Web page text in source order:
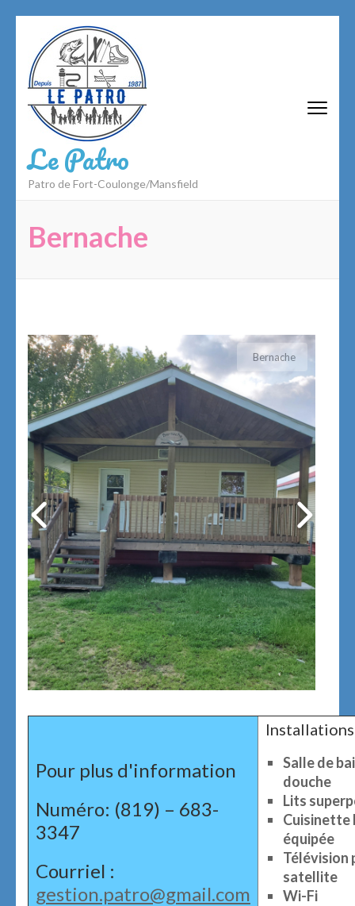
contenu
(Pressez
Entrée)
Le Patro
Patro de Fort-Coulonge/Mansfield
Bernache
Bernache
Pour plus d'information
Numéro: (819) – 683-
3347
Courriel :
gestion.patro@gmail.com
Salle de
douche
Lits
Cuisinette
équipée
Télévision
satellite
Wi-Fi